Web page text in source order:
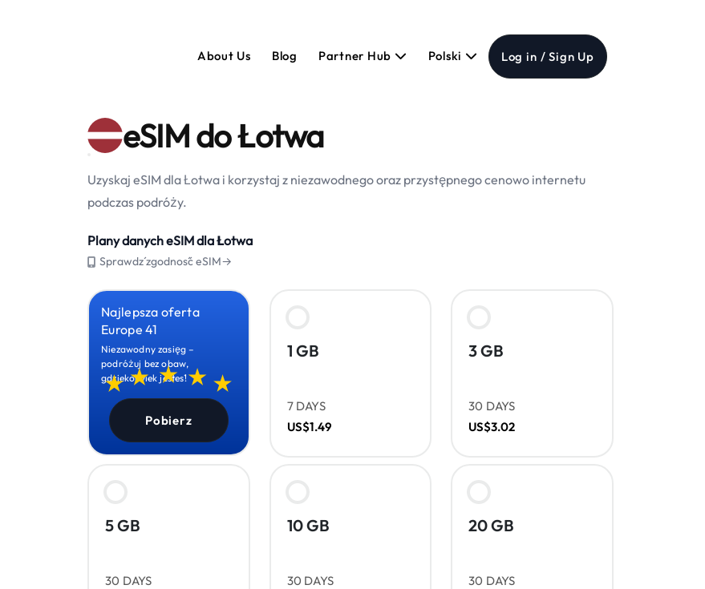
About Us Blog Partner Hub Polski Log in / Sign Up
eSIM do Łotwa
Uzyskaj eSIM dla Łotwa i korzystaj z niezawodnego oraz przystępnego cenowo internetu
podczas podróży.
Plany danych eSIM dla Łotwa
Sprawdź zgodność eSIM→
Najlepsza oferta
Europe 41
Niezawodny zasięg –
podróżuj bez obaw,
gdziekolwiek jesteś!
Pobierz
1 GB
7 DAYS
US$1.49
3 GB
30 DAYS
US$3.02
5 GB
30 DAYS
10 GB
30 DAYS
20 GB
30 DAYS